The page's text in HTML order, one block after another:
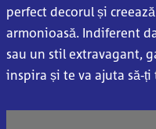
perfect decorul și
armonioasă. Indiferent
sau un stil extravagant,
inspira și te va ajuta să-